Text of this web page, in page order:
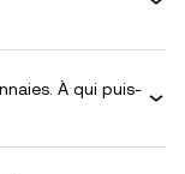
À qui puis-